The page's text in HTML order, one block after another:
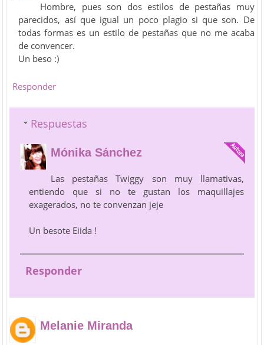
Hombre, pues son dos estilos de pestañas muy
parecidos, así que igual un poco plagio si que son. De
todas formas es un estilo de pestañas que no me acaba
de convencer.
Un beso :)
Responder
Respuestas
Mónika Sánchez
Las pestañas Twiggy son muy llamativas,
entiendo que si no te gustan los maquillajes
exagerados, no te convenzan jeje
Un besote Eiida !
Responder
Melanie Miranda